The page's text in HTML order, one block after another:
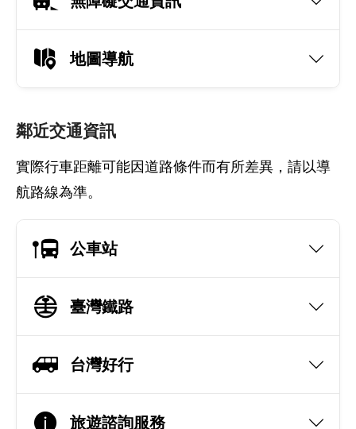
地圖導航
鄰近交通資訊
實際行車距離可能因道路條件而有所差異，請以導
航路線為準。
公車站
臺灣鐵路
台灣好行
旅遊諮詢服務